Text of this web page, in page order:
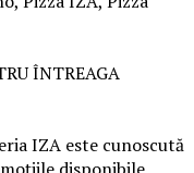
ÎNTREAGA
IZA este cunoscută